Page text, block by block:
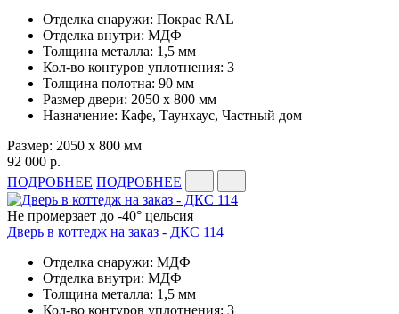
Отделка снаружи: Покрас RAL
Отделка внутри: МДФ
Толщина металла: 1,5 мм
Кол-во контуров уплотнения: 3
Толщина полотна: 90 мм
Размер двери: 2050 x 800 мм
Назначение: Кафе, Таунхаус, Частный дом
Размер: 2050 x 800 мм
92 000 р.
ПОДРОБНЕЕ ПОДРОБНЕЕ
Не промерзает до -40° цельсия
Дверь в коттедж на заказ - ДКС 114
Отделка снаружи: МДФ
Отделка внутри: МДФ
Толщина металла: 1,5 мм
Кол-во контуров уплотнения: 3